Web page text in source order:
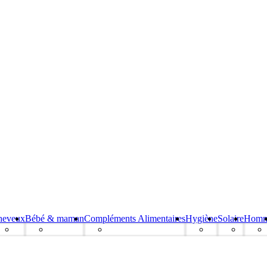
Bébé & mamanCompléments AlimentairesHygièneSolaire